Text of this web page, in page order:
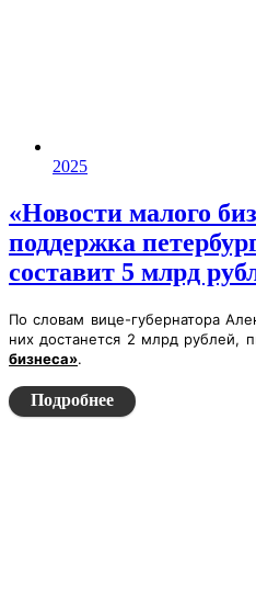
2025
«Новости малого
поддержка
составит 5 млрд
По словам вице-губернатора
них достанется 2 млрд рублей,
бизнеса».
Подробнее